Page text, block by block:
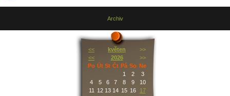
Archiv
<< květen
>>
<<
2026
>>
Po Út St Čt Pá So Ne
1
2
3
4
5 6 7 8 9
10
11
12 13 14 15 16
17